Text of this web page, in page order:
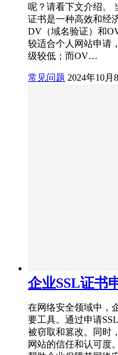
呢？请看下文介绍。
证书是一种高效和经
DV（域名验证）和
较适合个人网站申请
级较低；而OV…
常见问题 2024年10月
企业SSL证书
在网络安全领域中，
要工具。通过申请
被窃取和篡改。同时
网站的信任和认可度